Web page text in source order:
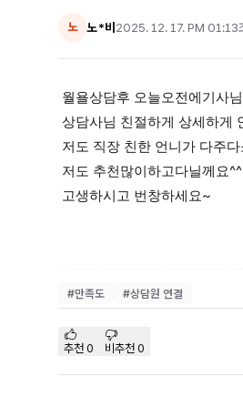
노 노*비 2025. 12. 17. PM 01:13
월욜상담후 오늘오전에기사
상담사님 친절하게 상세하게
저도 직장 친한 언니가 다주
저도 추천많이하고다닐께요^^
고생하시고 번창하세요~
#만족도 #상담원 연결
추천 0 비추천 0